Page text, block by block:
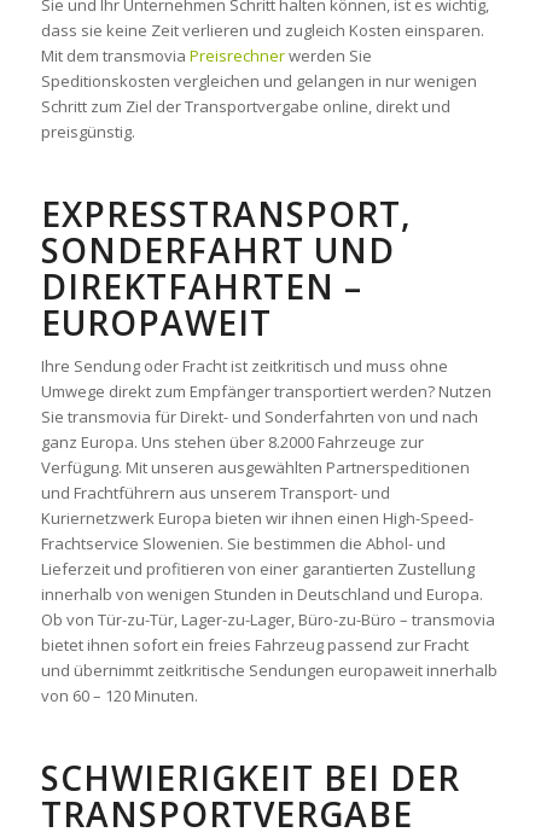
dass sie keine Zeit verlieren und zugleich Kosten einsparen.
Mit dem transmovia Preisrechnerwerden Sie
Speditionskosten vergleichen und gelangen in nur wenigen
Schritt zum Ziel der Transportvergabe online, direkt und
preisgünstig.
EXPRESSTRANSPORT,
SONDERFAHRT UND
DIREKTFAHRTEN –
EUROPAWEIT
Ihre Sendung oder Fracht ist zeitkritisch und muss ohne
Umwege direkt zum Empfänger transportiert werden? Nutzen
Sie transmovia für Direkt- und Sonderfahrten von und nach
ganz Europa. Uns stehen über 8.2000 Fahrzeuge zur
Verfügung. Mit unseren ausgewählten Partnerspeditionen
und Frachtführern aus unserem Transport- und
Kuriernetzwerk Europa bieten wir ihnen einen High-Speed-
Frachtservice Slowenien. Sie bestimmen die Abhol- und
Lieferzeit und profitieren von einer garantierten Zustellung
innerhalb von wenigen Stunden in Deutschland und Europa.
Ob von Tür-zu-Tür, Lager-zu-Lager, Büro-zu-Büro – transmovia
bietet ihnen sofort ein freies Fahrzeug passend zur Fracht
und übernimmt zeitkritische Sendungen europaweit innerhalb
von 60 – 120 Minuten.
SCHWIERIGKEIT BEI DER
TRANSPORTVERGABE